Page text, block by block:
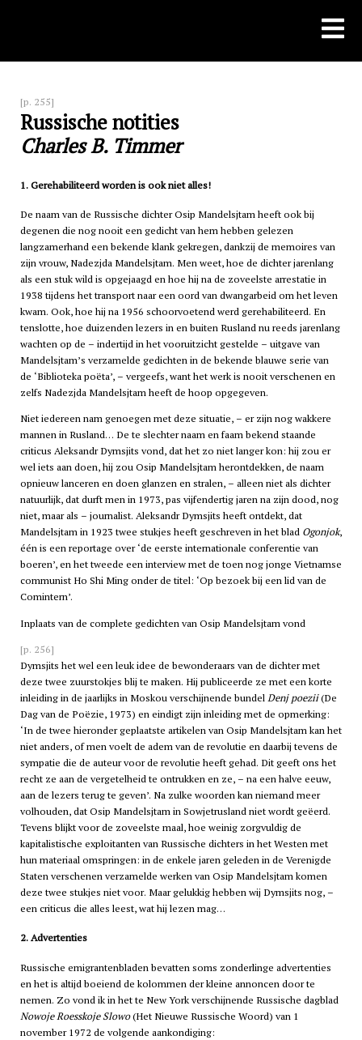
[p. 255]
Russische notities
Charles B. Timmer
1. Gerehabiliteerd worden is ook niet alles!
De naam van de Russische dichter Osip Mandelsjtam heeft ook bij
degenen die nog nooit een gedicht van hem hebben gelezen
langzamerhand een bekende klank gekregen, dankzij de memoires van
zijn vrouw, Nadezjda Mandelsjtam. Men weet, hoe de dichter jarenlang
als een stuk wild is opgejaagd en hoe hij na de zoveelste arrestatie in
1938 tijdens het transport naar een oord van dwangarbeid om het leven
kwam. Ook, hoe hij na 1956 schoorvoetend werd gerehabiliteerd. En
tenslotte, hoe duizenden lezers in en buiten Rusland nu reeds jarenlang
wachten op de – indertijd in het vooruitzicht gestelde – uitgave van
Mandelsjtam’s verzamelde gedichten in de bekende blauwe serie van
de ‘Biblioteka poëta’, – vergeefs, want het werk is nooit verschenen en
zelfs Nadezjda Mandelsjtam heeft de hoop opgegeven.
Niet iedereen nam genoegen met deze situatie, – er zijn nog wakkere
mannen in Rusland… De te slechter naam en faam bekend staande
criticus Aleksandr Dymsjits vond, dat het zo niet langer kon: hij zou er
wel iets aan doen, hij zou Osip Mandelsjtam herontdekken, de naam
opnieuw lanceren en doen glanzen en stralen, – alleen niet als dichter
natuurlijk, dat durft men in 1973, pas vijfendertig jaren na zijn dood, nog
niet, maar als – journalist. Aleksandr Dymsjits heeft ontdekt, dat
Mandelsjtam in 1923 twee stukjes heeft geschreven in het blad Ogonjok,
één is een reportage over ‘de eerste internationale conferentie van
boeren’, en het tweede een interview met de toen nog jonge Vietnamse
communist Ho Shi Ming onder de titel: ‘Op bezoek bij een lid van de
Comintern’.
Inplaats van de complete gedichten van Osip Mandelsjtam vond
[p. 256]
Dymsjits het wel een leuk idee de bewonderaars van de dichter met
deze twee zuurstokjes blij te maken. Hij publiceerde ze met een korte
inleiding in de jaarlijks in Moskou verschijnende bundelDenj poezii(De
Dag van de Poëzie, 1973) en eindigt zijn inleiding met de opmerking:
‘In de twee hieronder geplaatste artikelen van Osip Mandelsjtam kan het
niet anders, of men voelt de adem van de revolutie en daarbij tevens de
sympatie die de auteur voor de revolutie heeft gehad. Dit geeft ons het
recht ze aan de vergetelheid te ontrukken en ze, – na een halve eeuw,
aan de lezers terug te geven’. Na zulke woorden kan niemand meer
volhouden, dat Osip Mandelsjtam in Sowjetrusland niet wordt geëerd.
Tevens blijkt voor de zoveelste maal, hoe weinig zorgvuldig de
kapitalistische exploitanten van Russische dichters in het Westen met
hun materiaal omspringen: in de enkele jaren geleden in de Verenigde
Staten verschenen verzamelde werken van Osip Mandelsjtam komen
deze twee stukjes niet voor. Maar gelukkig hebben wij Dymsjits nog, –
een criticus die alles leest, wat hij lezen mag…
2. Advertenties
Russische emigrantenbladen bevatten soms zonderlinge advertenties
en het is altijd boeiend de kolommen der kleine annoncen door te
nemen. Zo vond ik in het te New York verschijnende Russische dagblad
Nowoje Roesskoje Slowo(Het Nieuwe Russische Woord) van 1
november 1972 de volgende aankondiging: